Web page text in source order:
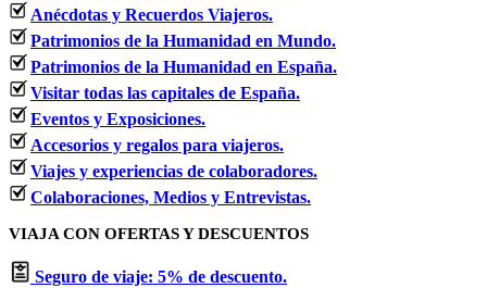
Anécdotas y Recuerdos Viajeros.
Patrimonios de la Humanidad en Mundo.
Patrimonios de la Humanidad en España.
Visitar todas las capitales de España.
Eventos y Exposiciones.
Accesorios y regalos para viajeros.
Viajes y experiencias de colaboradores.
Colaboraciones, Medios y Entrevistas.
VIAJA CON OFERTAS Y DESCUENTOS
Seguro de viaje: 5% de descuento.